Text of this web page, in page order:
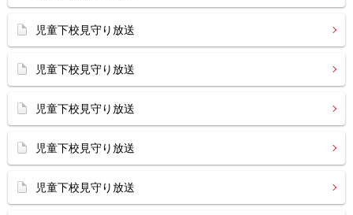
児童下校見守り放送
児童下校見守り放送
児童下校見守り放送
児童下校見守り放送
児童下校見守り放送